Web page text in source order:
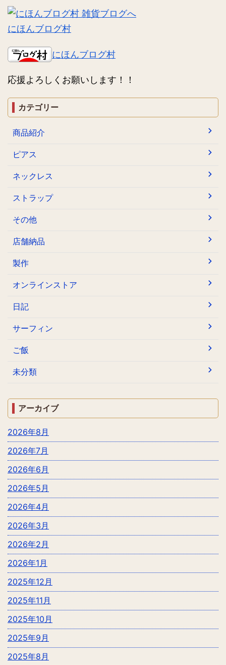
にほんブログ村
にほんブログ村
応援よろしくお願いします！！
カテゴリー
商品紹介
ピアス
ネックレス
ストラップ
その他
店舗納品
製作
オンラインストア
日記
サーフィン
ご飯
未分類
アーカイブ
2026年8月
2026年7月
2026年6月
2026年5月
2026年4月
2026年3月
2026年2月
2026年1月
2025年12月
2025年11月
2025年10月
2025年9月
2025年8月